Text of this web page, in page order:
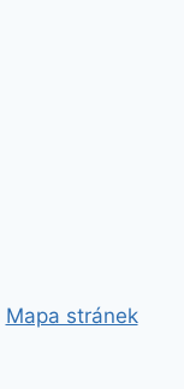
Mapa stránek